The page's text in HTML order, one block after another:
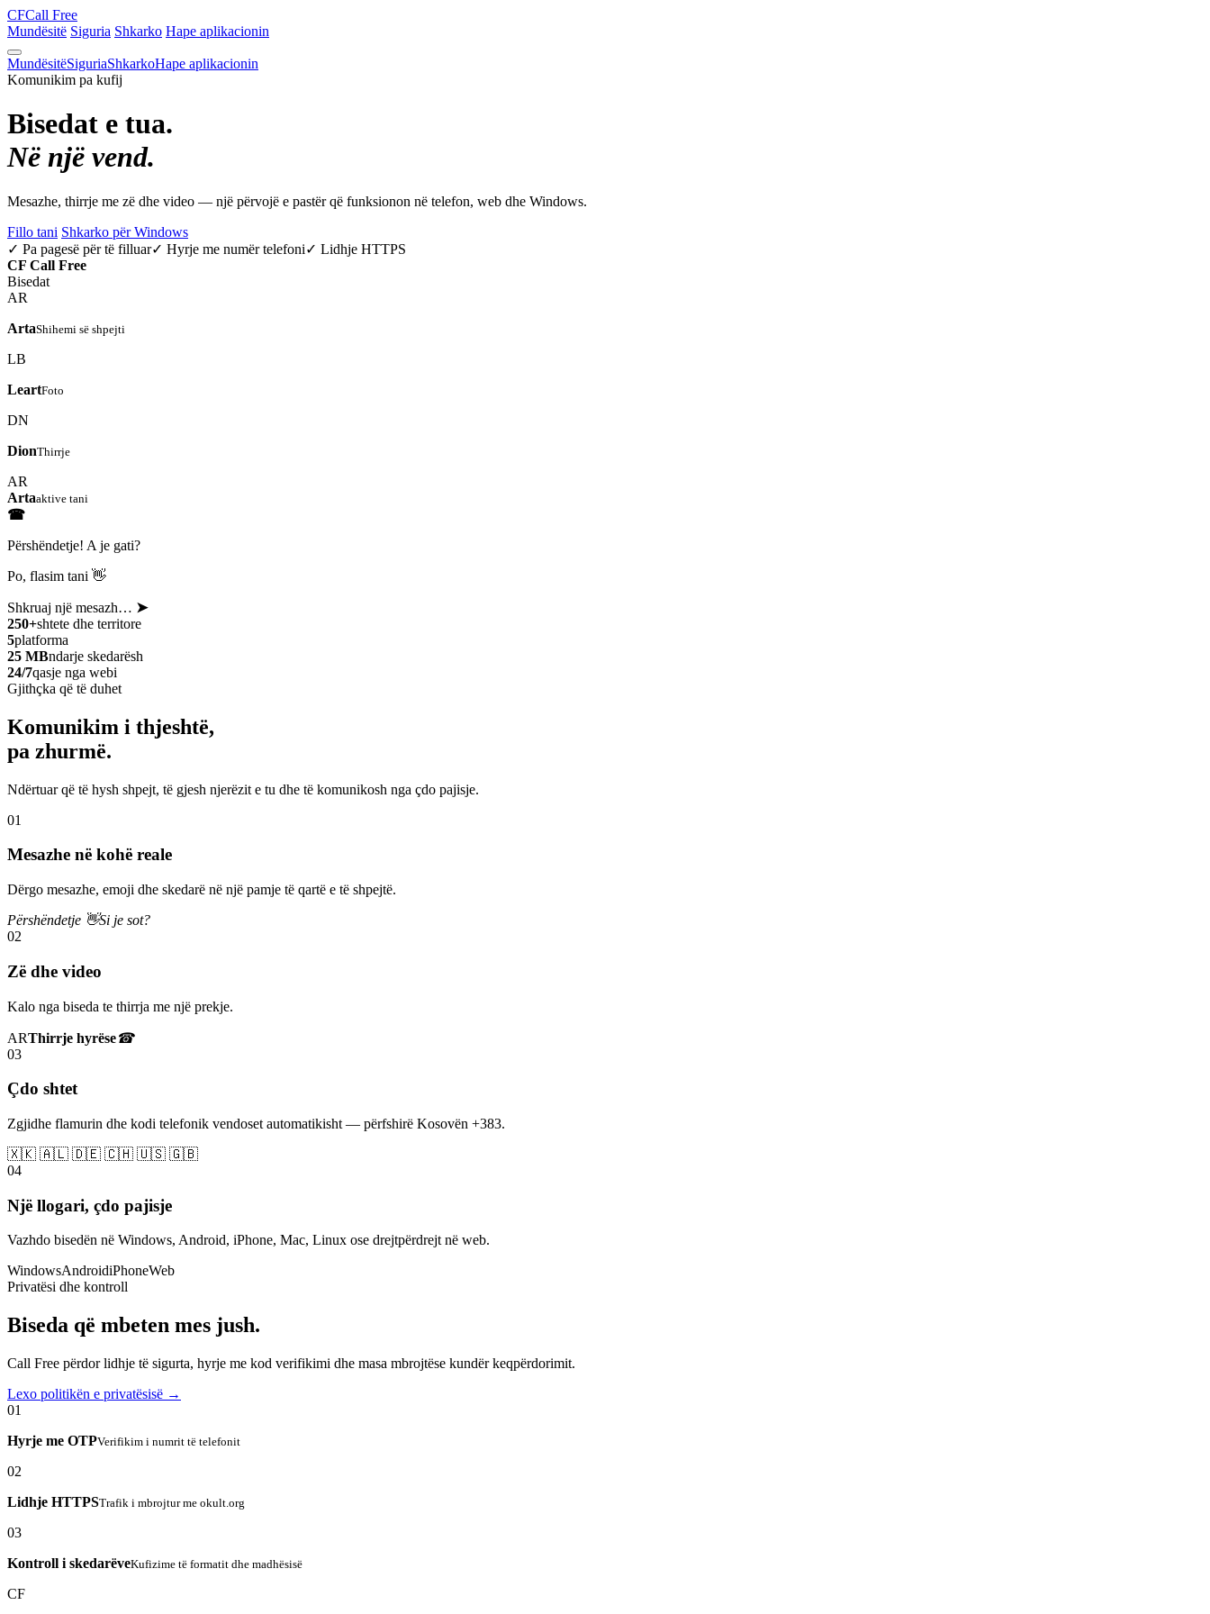
CFCall Free
Mundësitë Siguria Shkarko Hape aplikacionin
MundësitëSiguriaShkarkoHape aplikacionin
Komunikim pa kufij
Bisedat e tua.
Në një vend.
Mesazhe, thirrje me zë dhe video — një përvojë e pastër që funksionon në telefon, web dhe Windows.
Fillo tani Shkarko për Windows
✓ Pa pagesë për të filluar✓ Hyrje me numër telefoni✓ Lidhje HTTPS
CF Call Free
Bisedat
AR
ArtaShihemi së shpejti
LB
LeartFoto
DN
DionThirrje
AR
Artaaktive tani
☎
Përshëndetje! A je gati?
Po, flasim tani 👋
Shkruaj një mesazh… ➤
250+shtete dhe territore
5platforma
25 MBndarje skedarësh
24/7qasje nga webi
Gjithçka që të duhet
Komunikim i thjeshtë,
pa zhurmë.
Ndërtuar që të hysh shpejt, të gjesh njerëzit e tu dhe të komunikosh nga çdo pajisje.
01
Mesazhe në kohë reale
Dërgo mesazhe, emoji dhe skedarë në një pamje të qartë e të shpejtë.
Përshëndetje 👋Si je sot?
02
Zë dhe video
Kalo nga biseda te thirrja me një prekje.
ARThirrje hyrëse☎
03
Çdo shtet
Zgjidhe flamurin dhe kodi telefonik vendoset automatikisht — përfshirë Kosovën +383.
🇽🇰 🇦🇱 🇩🇪 🇨🇭 🇺🇸 🇬🇧
04
Një llogari, çdo pajisje
Vazhdo bisedën në Windows, Android, iPhone, Mac, Linux ose drejtpërdrejt në web.
WindowsAndroidiPhoneWeb
Privatësi dhe kontroll
Biseda që mbeten mes jush.
Call Free përdor lidhje të sigurta, hyrje me kod verifikimi dhe masa mbrojtëse kundër keqpërdorimit.
Lexo politikën e privatësisë →
01
Hyrje me OTPVerifikim i numrit të telefonit
02
Lidhje HTTPSTrafik i mbrojtur me okult.org
03
Kontroll i skedarëveKufizime të formatit dhe madhësisë
CF